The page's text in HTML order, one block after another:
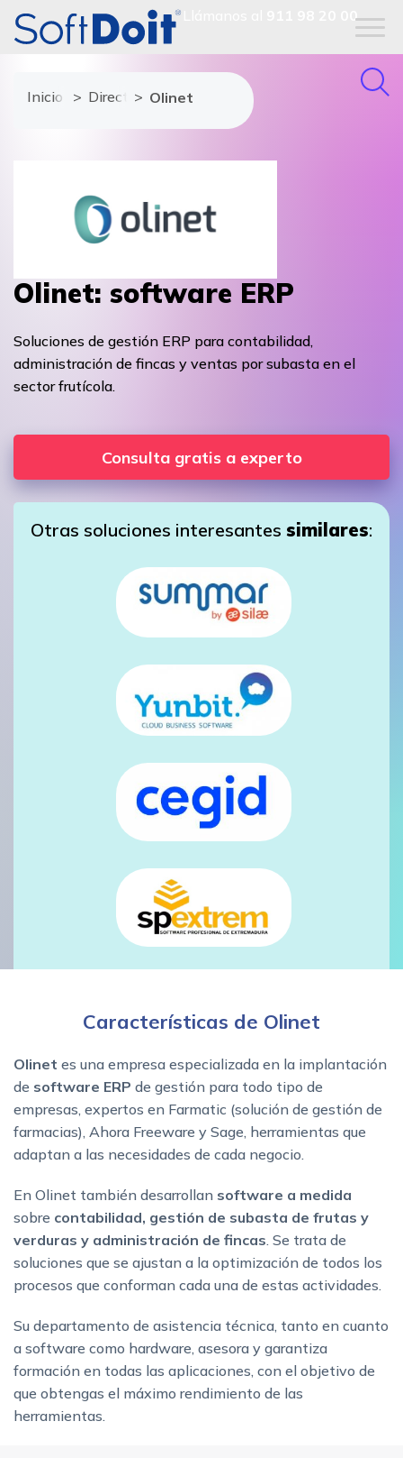
911 98 20 00
Inicio Directorio de proveedores
Olinet
Olinet: software ERP
Soluciones de gestión ERP para contabilidad,
administración de fincas y ventas por subasta en el
sector frutícola.
Consulta gratis a experto
Otras soluciones interesantes similares:
Características de Olinet
Olinet es una empresa especializada en la implantación
de software ERP de gestión para todo tipo de
empresas, expertos en Farmatic (solución de gestión de
farmacias), Ahora Freeware y Sage, herramientas que
adaptan a las necesidades de cada negocio.
En Olinet también desarrollan software a medida
sobre contabilidad, gestión de subasta de frutas y
verduras y administración de fincas. Se trata de
soluciones que se ajustan a la optimización de todos los
procesos que conforman cada una de estas actividades.
Su departamento de asistencia técnica, tanto en cuanto
a software como hardware, asesora y garantiza
formación en todas las aplicaciones, con el objetivo de
que obtengas el máximo rendimiento de las
herramientas.